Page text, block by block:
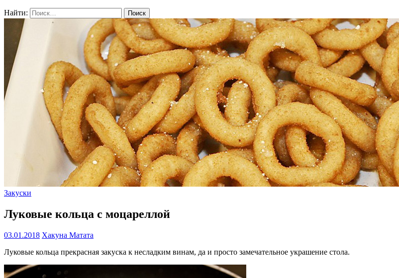
Найти:
Закуски
Луковые кольца с моцареллой
03.01.2018 Хакуна Матата
Луковые кольца прекрасная закуска к несладким винам, да и просто замечательное украшение стола.